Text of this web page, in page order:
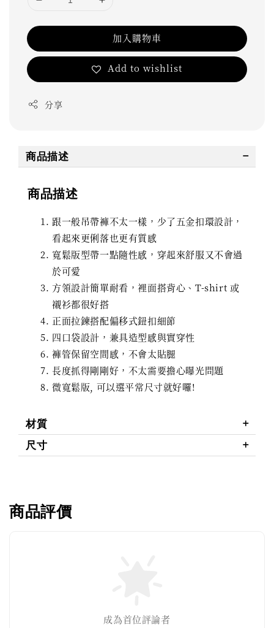
加入購物車
Add to wishlist
分享
商品描述
商品描述
跟一般吊帶褲不太一樣，少了五金扣環設計，
看起來更俐落也更有質感
寬鬆版型帶一點隨性感，穿起來舒服又不會過
於可愛
方領設計簡單耐看，裡面搭背心、T-shirt 或
襯衫都很好搭
正面拉鍊搭配偏移式鈕扣細節
四口袋設計，兼具造型感與實穿性
褲管保留空間感，不會太貼腿
長度抓得剛剛好，不太需要擔心曝光問題
微寬鬆版, 可以選平常尺寸就好囉!
材質
尺寸
商品評價
成為首位評論者